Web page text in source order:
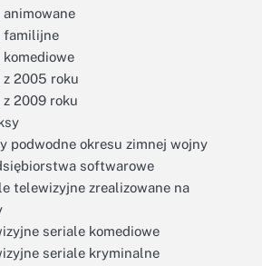
familijne
2005 roku
2009 roku
podwodne okresu zimnej wojny
softwarowe
telewizyjne zrealizowane na
seriale komediowe
seriale kryminalne